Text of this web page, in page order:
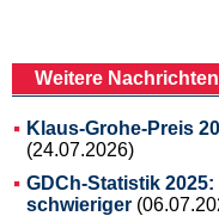
Weitere
Klaus-Grohe-Preis
(24.07.2026)
GDCh-Statistik
schwieriger